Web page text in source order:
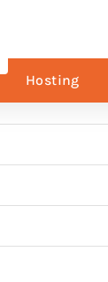
Hosting